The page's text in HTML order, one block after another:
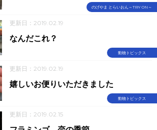
のげやま とらいおん～TRY ON～
更新日：2019.02.19
動物トピックス
なんだこれ？
更新日：2019.02.19
動物トピックス
嬉しいお便りいただきました
更新日：2019.02.15